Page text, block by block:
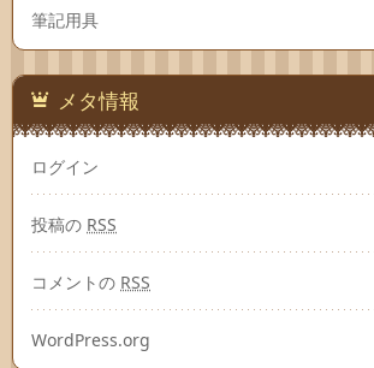
筆記用具
メタ情報
ログイン
投稿の RSS
コメントの RSS
WordPress.org